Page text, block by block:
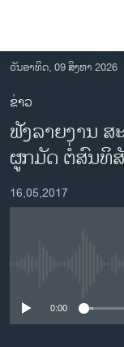
ເຂົ້າ
ຫາ
ຂ້າມ
ຂ້າມ
ຂ້າມ
ໄປ
ຫາ
ຊອກ
ອາເມຣິກາ
ການເລືອກຕັ້ງ ປະທາ
ຂ່າວ​ຈີນ
ຊີວິດຊາວລາວ
ວັນອາທິດ, 09 ສິງຫາ 2026
ຂ່າວ
ຟັງລາຍງານ
ຜູກມັດ ຕໍ່ສົນທິ
16,05,2017
0:00